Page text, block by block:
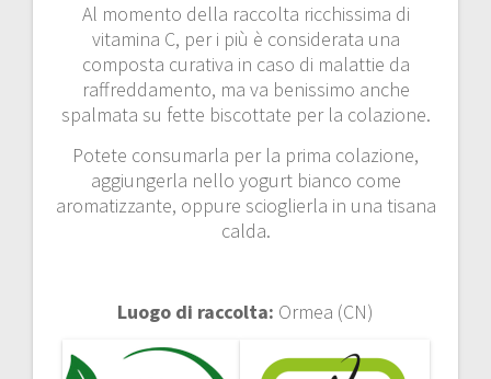
Al momento della raccolta ricchissima di
vitamina C, per i più è considerata una
composta curativa in caso di malattie da
raffreddamento, ma va benissimo anche
spalmata su fette biscottate per la colazione.
Potete consumarla per la prima colazione,
aggiungerla nello yogurt bianco come
aromatizzante, oppure scioglierla in una tisana
calda.
Luogo di raccolta: Ormea (CN)